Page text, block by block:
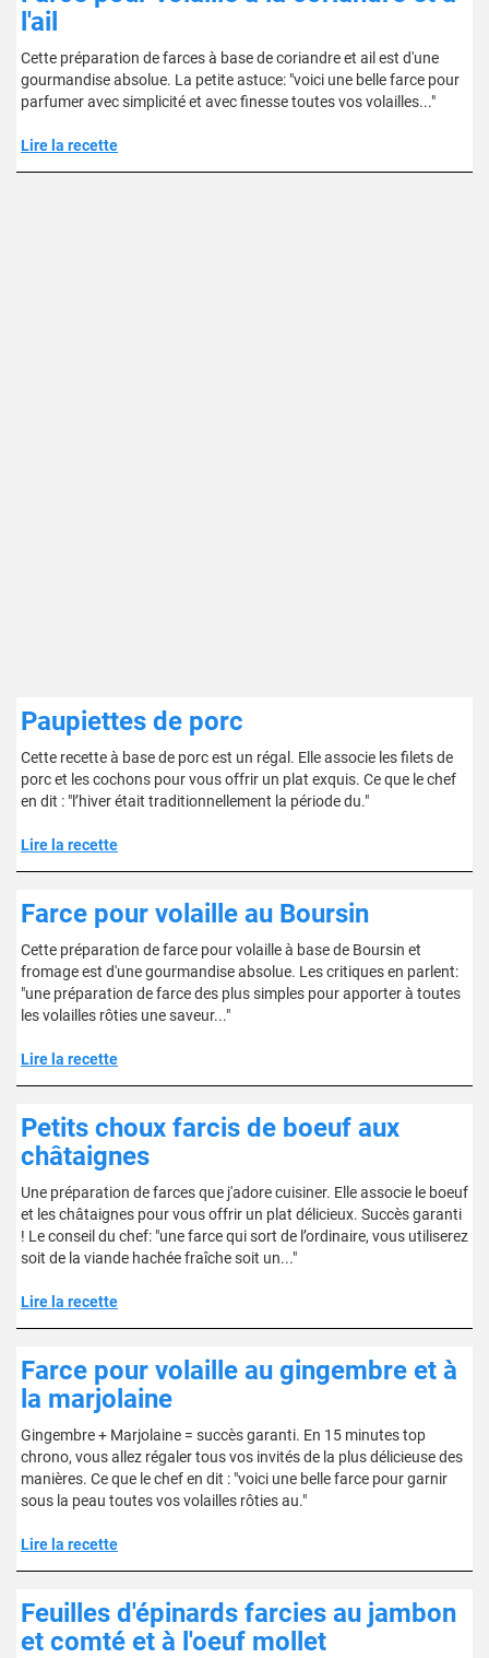
l'ail
Cette préparation de farces à base de coriandre et ail est d'une
gourmandise absolue. La petite astuce: "voici une belle farce pour
parfumer avec simplicité et avec finesse toutes vos volailles..."
Lire la recette
Paupiettes de porc
Cette recette à base de porc est un régal. Elle associe les filets de
porc et les cochons pour vous offrir un plat exquis. Ce que le chef
en dit : "l’hiver était traditionnellement la période du."
Lire la recette
Farce pour volaille au Boursin
Cette préparation de farce pour volaille à base de Boursin et
fromage est d'une gourmandise absolue. Les critiques en parlent:
"une préparation de farce des plus simples pour apporter à toutes
les volailles rôties une saveur..."
Lire la recette
Petits choux farcis de boeuf aux
châtaignes
Une préparation de farces que j'adore cuisiner. Elle associe le boeuf
et les châtaignes pour vous offrir un plat délicieux. Succès garanti
! Le conseil du chef: "une farce qui sort de l’ordinaire, vous utiliserez
soit de la viande hachée fraîche soit un..."
Lire la recette
Farce pour volaille au gingembre et à
la marjolaine
Gingembre + Marjolaine = succès garanti. En 15 minutes top
chrono, vous allez régaler tous vos invités de la plus délicieuse des
manières. Ce que le chef en dit : "voici une belle farce pour garnir
sous la peau toutes vos volailles rôties au."
Lire la recette
Feuilles d'épinards farcies au jambon
et comté et à l'oeuf mollet